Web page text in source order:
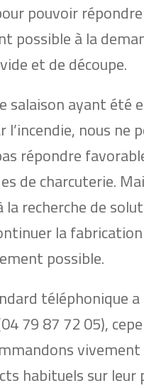
pouvoir
possible à la
et de découpe.
salaison ayant été
nous ne
répondre
de charcuterie.
la recherche de
la
possible.
téléphonique
79 87 72 05),
habituels sur leur